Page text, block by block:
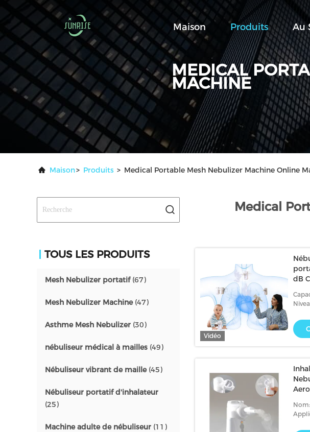
Maison Produits Au
MEDICAL
MACHINE
Maison> Produits > Medical Portable Mesh Nebulizer Machine Online
TOUS LES PRODUITS
Mesh Nebulizer portatif(67)
Mesh Nebulizer Machine(47)
Asthme Mesh Nebulizer (30)
nébuliseur médical à mailles (49)
Nébuliseur vibrant de maille(45)
Nébuliseur portatif d'inhalateur
(25)
Machine adulte de nébuliseur (11)
Medical
Vidéo
dB